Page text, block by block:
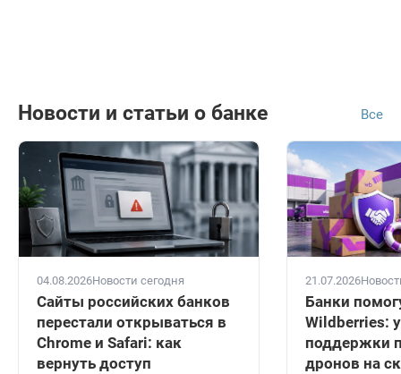
Новости и статьи о банке Все
04.08.2026Новости сегодня
Сайты российских банков
перестали открываться в
Chrome и Safari: как
вернуть доступ
21.07.2026
Банки
Wildberries:
поддержки
дронов на